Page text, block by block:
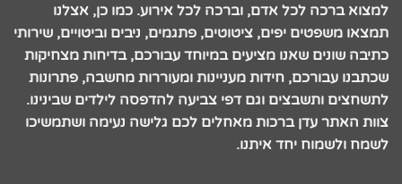
למצוא ברכה לכל אדם, וברכה לכל אירוע. כמו כן, אצלנו
תמצאו משפטים יפים, ציטוטים, פתגמים, ניבים וביטויים, שירותי
כתיבה שונים שאנו מציעים במיוחד עבורכם, בדיחות מצחיקות
שכתבנו עבורכם, חידות מעניינות ומעוררות מחשבה, פתרונות
לתשחצים ותשבצים וגם דפי צביעה להדפסה לילדים שבינינו.
צוות האתר עדן ברכות מאחלים לכם גלישה נעימה ושתמשיכו
לשמח ולשמוח יחד איתנו.